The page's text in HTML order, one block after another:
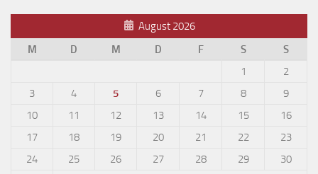
August 2026
M
D M D F S
S
1
2
3
4 5 6 7 8
9
10
11 12 13 14 15
16
17
18 19 20 21 22
23
24
25 26 27 28 29
30